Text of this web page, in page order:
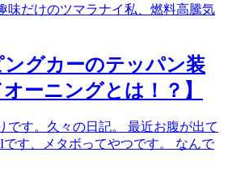
味だけのツマラナイ私、燃料高騰気
ングカーのテッパン装
ーニングとは！？】
です。久々の日記。 最近お腹が出て
す、メタボってやつです。 なんで